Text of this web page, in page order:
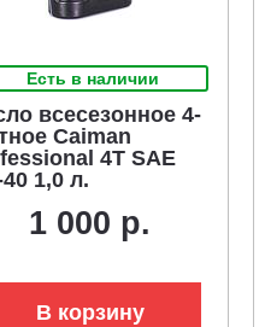
Есть в наличии
всесезонное 4-
Caiman
4T SAE
1,0 л.
1 000 р.
В корзину